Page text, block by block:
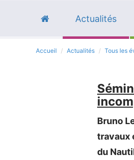
Actualités
Accueil Actualités Tous les
Bruno
travaux
du